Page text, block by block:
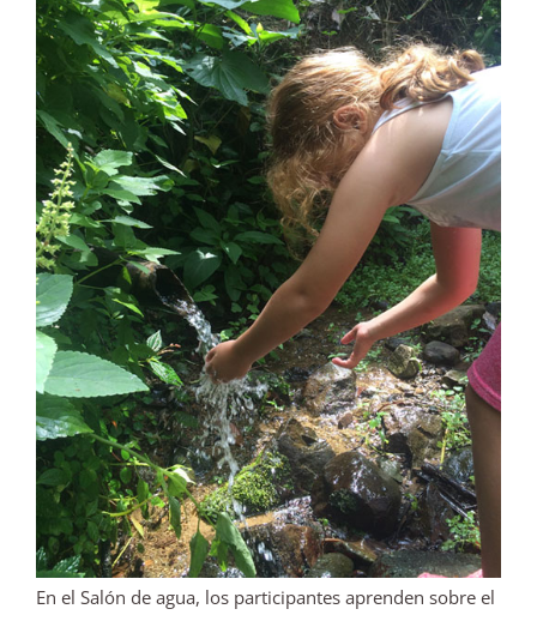
En el Salón de agua, los participantes aprenden sobre el